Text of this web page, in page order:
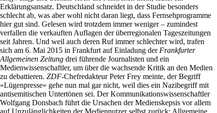
Erklärungsansatz. Deutschland schneidet in der Studie besonders
schlecht ab, was aber wohl nicht daran liegt, dass Fernsehprogramme
hier gut sind. Gelesen wird trotzdem immer weniger – zumindest
verfallen die verkauften Auflagen der überregionalen Tageszeitungen
seit Jahren. Und weil auch deren Ruf immer schlechter wird, trafen
sich am 6. Mai 2015 in Frankfurt auf Einladung der Frankfurter
Allgemeinen Zeitung drei führende Journalisten und ein
Medienwissenschaftler, um über die wachsende Kritik an den Medien
zu debattieren. ZDF-Chefredakteur Peter Frey meinte, der Begriff
»Lügenpresse« gehe nun mal gar nicht, weil dies ein Nazibegriff mit
antisemitischen Untertönen sei. Der Kommunikationswissenschaftler
Wolfgang Donsbach führt die Ursachen der Medienskepsis vor allem
auf Unzulänglichkeiten der Mediennutzer selbst zurück: Allgemeine